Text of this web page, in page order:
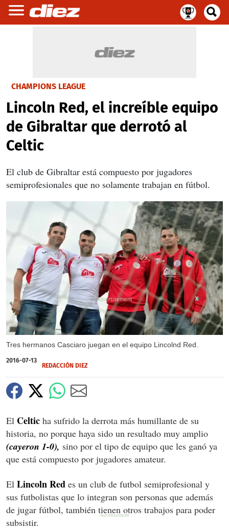
CHAMPIONS LEAGUE
Lincoln Red, el increíble equipo
de Gibraltar que derrotó al
Celtic
El club de Gibraltar está compuesto por jugadores
semiprofesionales que no solamente trabajan en fútbol.
Tres hermanos Casciaro juegan en el equipo Lincolnd Red.
X
X
2016-07-13
REDACCIÓN DIEZ
El Celtic ha sufrido la derrota más humillante de su
historia, no porque haya sido un resultado muy amplio
(cayeron 1-0), sino por el tipo de equipo que les ganó ya
que está compuesto por jugadores amateur.
El Lincoln Red es un club de futbol semiprofesional y
sus futbolistas que lo integran son personas que además
de jugar fútbol, también tienen otros trabajos para poder
subsistir.